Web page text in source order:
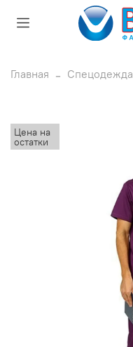
Главная Спецодежда
Цена на
остатки